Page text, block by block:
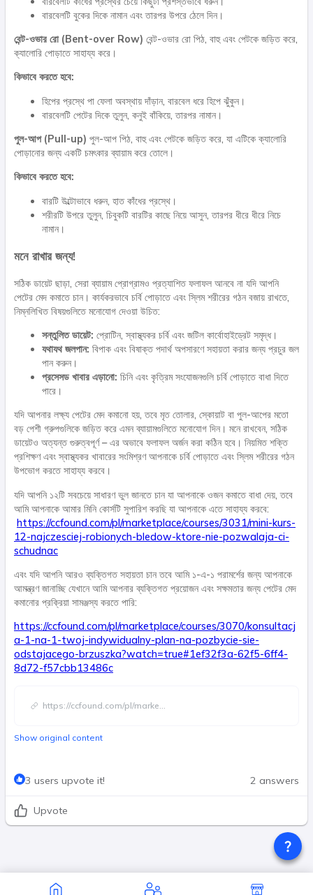
বারবেলটি বুকের দিকে নামান এবং তারপর উপরে ঠেলে দিন।
বেন্ট-ওভার রো (Bent-over Row) বেন্ট-ওভার রো পিঠ, বাহু এবং পেটকে জড়িত করে,
ক্যালোরি পোড়াতে সাহায্য করে।
কিভাবে করতে হবে:
হিপের প্রস্থে পা ফেলা অবস্থায় দাঁড়ান, বারবেল ধরে হিপে ঝুঁকুন।
বারবেলটি পেটের দিকে তুলুন, কনুই বাঁকিয়ে, তারপর নামান।
পুল-আপ (Pull-up) পুল-আপ পিঠ, বাহু এবং পেটকে জড়িত করে, যা এটিকে ক্যালোরি
পোড়ানোর জন্য একটি চমৎকার ব্যায়াম করে তোলে।
কিভাবে করতে হবে:
বারটি উল্টোভাবে ধরুন, হাত কাঁধের প্রস্থে।
শরীরটি উপরে তুলুন, চিবুকটি বারটির কাছে নিয়ে আসুন, তারপর ধীরে ধীরে নিচে
নামান।
মনে রাখার জন্য!
সঠিক ডায়েট ছাড়া, সেরা ব্যায়াম প্রোগ্রামও প্রত্যাশিত ফলাফল আনবে না যদি আপনি
পেটের মেদ কমাতে চান। কার্যকরভাবে চর্বি পোড়াতে এবং স্লিম শরীরের গঠন বজায় রাখতে,
নিম্নলিখিত বিষয়গুলিতে মনোযোগ দেওয়া উচিত:
সন্তুলিত ডায়েট: প্রোটিন, স্বাস্থ্যকর চর্বি এবং জটিল কার্বোহাইড্রেট সমৃদ্ধ।
যথাযথ জলপান: বিপাক এবং বিষাক্ত পদার্থ অপসারণে সহায়তা করার জন্য প্রচুর জল
পান করুন।
প্রসেসড খাবার এড়ানো: চিনি এবং কৃত্রিম সংযোজনগুলি চর্বি পোড়াতে বাধা দিতে
পারে।
যদি আপনার লক্ষ্য পেটের মেদ কমানো হয়, তবে মৃত তোলার, স্কোয়াট বা পুল-আপের মতো
বড় পেশী গ্রুপগুলিকে জড়িত করে এমন ব্যায়ামগুলিতে মনোযোগ দিন। মনে রাখবেন, সঠিক
ডায়েটও অত্যন্ত গুরুত্বপূর্ণ – এর অভাবে ফলাফল অর্জন করা কঠিন হবে। নিয়মিত শক্তি
প্রশিক্ষণ এবং স্বাস্থ্যকর খাবারের সংমিশ্রণ আপনাকে চর্বি পোড়াতে এবং স্লিম শরীরের গঠন
উপভোগ করতে সাহায্য করবে।
যদি আপনি ১২টি সবচেয়ে সাধারণ ভুল জানতে চান যা আপনাকে ওজন কমাতে বাধা দেয়, তবে
আমি আপনাকে আমার মিনি কোর্সটি সুপারিশ করছি যা আপনাকে এতে সাহায্য করবে:
https://ccfound.com/pl/marketplace/courses/3031/mini-kurs-
12-najczesciej-robionych-bledow-ktore-nie-pozwalaja-ci-
schudnac
এবং যদি আপনি আরও ব্যক্তিগত সহায়তা চান তবে আমি ১-এ-১ পরামর্শের জন্য আপনাকে
আমন্ত্রণ জানাচ্ছি যেখানে আমি আপনার ব্যক্তিগত প্রয়োজন এবং সক্ষমতার জন্য পেটের মেদ
কমানোর প্রক্রিয়া সামঞ্জস্য করতে পারি:
https://ccfound.com/pl/marketplace/courses/3070/konsultacj
a-1-na-1-twoj-indywidualny-plan-na-pozbycie-sie-
odstajacego-brzuszka?watch=true#1ef32f3a-62f5-6ff4-
8d72-f57cbb13486c
https://ccfound.com/pl/marke
Show original content
3 users upvote it! 2 answers
Upvote